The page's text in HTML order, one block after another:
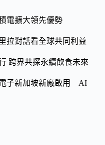
電擴大領先優勢
拉對話看全球共同利益
跨界共探永續飲食未來
子新加坡新廠啟用 AI